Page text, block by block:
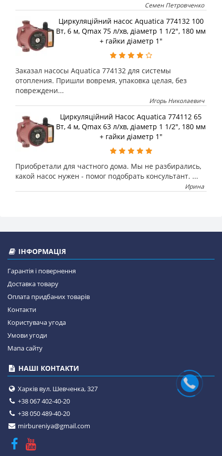
Семен Петровченко
Циркуляційний насос Aquatica 774132 100
Вт, 6 м, Qmax 75 л/хв, діаметр 1 1/2", 180 мм
+ гайки діаметр 1"
Заказал насосы Aquatica 774132 для системы
отопления. Пришли вовремя, упаковка целая, без
повреждени...
Игорь Николаевич
Циркуляційний Насос Aquatica 774112 65
Вт, 4 м, Qmax 63 л/хв, діаметр 1 1/2", 180 мм
+ гайки діаметр 1"
Приобретали для частного дома. Мы не разбирались,
какой насос нужен - помог подобрать консультант. ...
Ирина
ІНФОРМАЦІЯ
Гарантія і повернення
Доставка товару
Оплата придбаних товарів
Контакти
Користувача угода
Умови угоди
Мапа сайту
НАШІ КОНТАКТИ
Харків вул. Шевченка, 327
+38 067 402-40-20
+38 050 489-40-20
mirbureniya@gmail.com